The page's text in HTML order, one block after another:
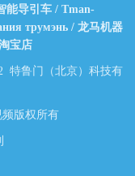
能导引车 / Tman-
трумэнь / 龙马机器
宝店
特鲁门（北京）科技有
版权所有